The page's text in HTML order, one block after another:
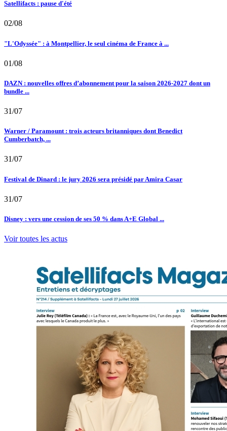
Satellifacts : pause d'été
02/08
"L'Odyssée" : à Montpellier, le seul cinéma de France à ...
01/08
DAZN : nouvelles offres d’abonnement pour la saison 2026-2027 dont un
bundle ...
31/07
Warner / Paramount : trois acteurs britanniques dont Benedict
Cumberbatch, ...
31/07
Festival de Dinard : le jury 2026 sera présidé par Amira Casar
31/07
Disney : vers une cession de ses 50 % dans A+E Global ...
Voir toutes les actus